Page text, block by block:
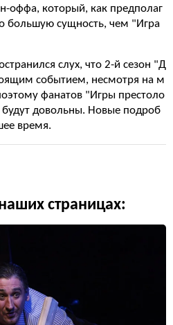
оффа, который, как предполаг
большую сущность, чем "Игра
слух, что 2-й сезон "Д
событием, несмотря на м
фанатов "Игры престоло
довольны. Новые подроб
время.
страницах: